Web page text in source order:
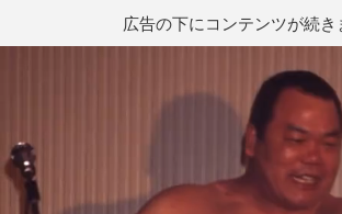
広告の下にコンテンツが続き